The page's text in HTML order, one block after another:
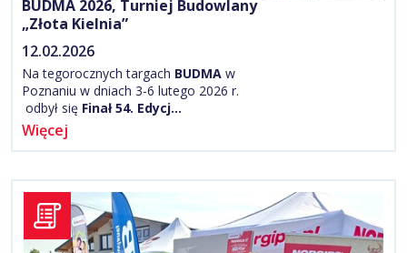
BUDMA 2026, Turniej Budowlany
„Złota Kielnia”
12.02.2026
Na tegorocznych targach BUDMA w
Poznaniu w dniach 3-6 lutego 2026 r.
odbył się Finał 54. Edycj…
Więcej